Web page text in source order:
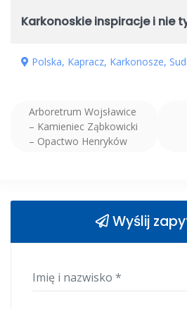
Karkonoskie inspiracje i nie
Polska, Kapracz, Karkonosze,
Nawigacja
wpisu
Arboretrum Wojsławice
– Kamieniec Ząbkowicki
– Opactwo Henryków
Wyślij